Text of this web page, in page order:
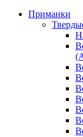
Приманки